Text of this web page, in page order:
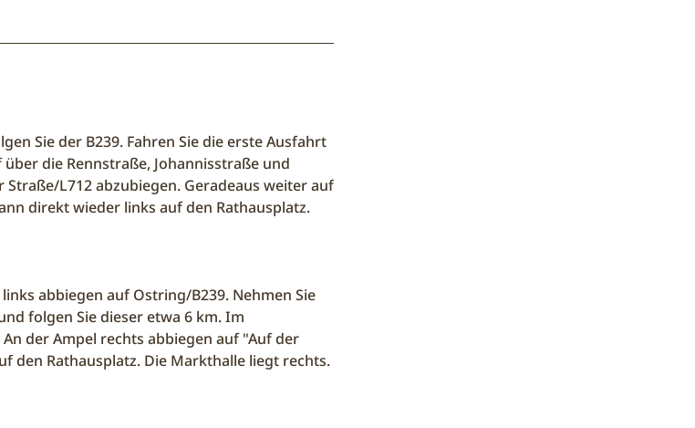
Sie der B239. Fahren Sie die erste Ausfahrt
die Rennstraße, Johannisstraße und
L712 abzubiegen. Geradeaus weiter auf
direkt wieder links auf den Rathausplatz.
abbiegen auf Ostring/B239. Nehmen Sie
folgen Sie dieser etwa 6 km. Im
der Ampel rechts abbiegen auf "Auf der
den Rathausplatz. Die Markthalle liegt rechts.